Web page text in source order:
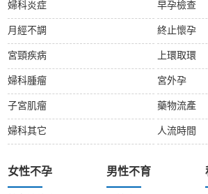
婦科炎症
月經不調
宮頸疾病
婦科腫瘤
子宮肌瘤
婦科其它
早孕檢查
終止懷孕
上環取環
宮外孕
藥物流產
人流時間
女性不孕 男性不育